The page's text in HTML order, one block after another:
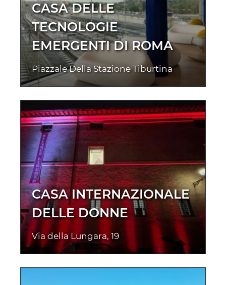
CASA DELLE
TECNOLOGIE
EMERGENTI DI ROMA
Piazzale Della Stazione Tiburtina
CASA INTERNAZIONALE
DELLE DONNE
Via della Lungara, 19